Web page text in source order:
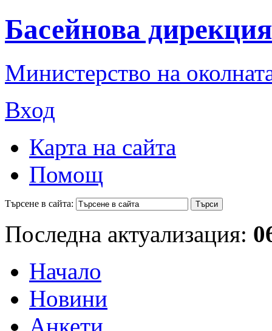
Басейнова
Министерство на
Вход
Карта на сайта
Помощ
Търсене в сайта:
Последна актуализация:
Начало
Новини
Анкети